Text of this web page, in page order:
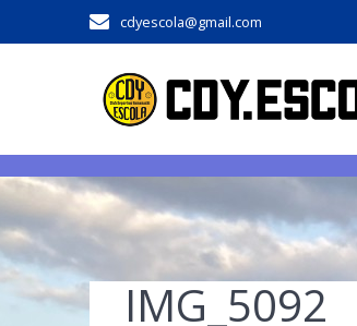
to
cdyescola@gmail.com
IMG_5092